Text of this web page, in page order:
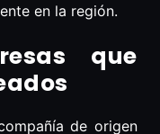
en la región.
que
de origen